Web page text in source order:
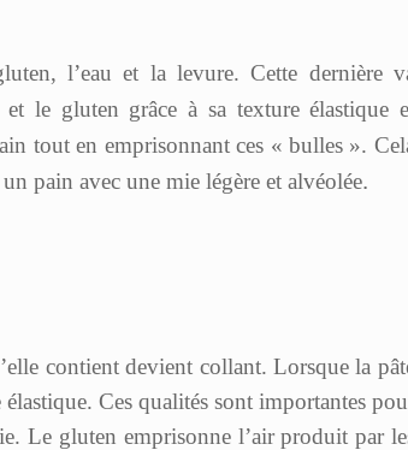
l’eau et la levure. Cette dernière
le gluten grâce à sa texture élastique
tout en emprisonnant ces « bulles ».
pain avec une mie légère et alvéolée.
contient devient collant. Lorsque la
Ces qualités sont importantes
Le gluten emprisonne l’air produit par